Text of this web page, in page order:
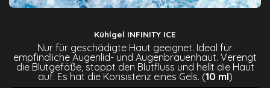
Kühlgel INFINITY ICE
Nur für geschädigte Haut geeignet. Ideal für
empfindliche Augenlid- und Augenbrauenhaut. Verengt
die Blutgefäße, stoppt den Blutfluss und hellt die Haut
auf. Es hat die Konsistenz eines Gels. (10 ml)